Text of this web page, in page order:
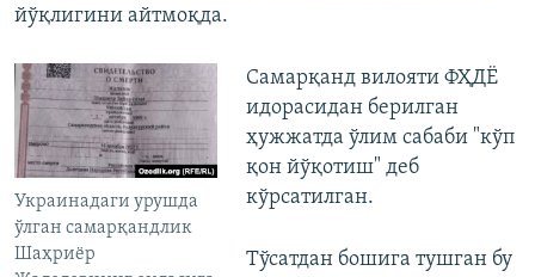
йўқлигини айтмоқда.
Украинадаги урушда
ўлган самарқандлик
Шаҳриёр
Самарқанд вилояти ФҲДЁ
идорасидан берилган
ҳужжатда ўлим сабаби "кўп
қон йўқотиш" деб
кўрсатилган.
Тўсатдан бошига тушган бу